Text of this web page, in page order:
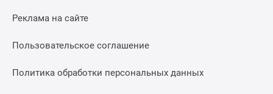
Реклама на сайте
Пользовательское соглашение
Политика обработки персональных данных